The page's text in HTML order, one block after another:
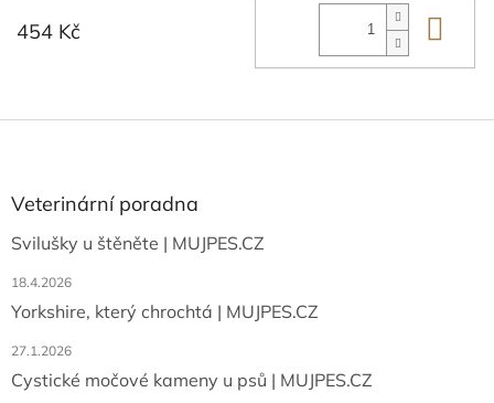
454 Kč
Z
aVeterinární poradna
Svilušky u štěněte | MUJPES.CZ
18.4.2026
Yorkshire, který chrochtá | MUJPES.CZ
27.1.2026
Cystické močové kameny u psů | MUJPES.CZ